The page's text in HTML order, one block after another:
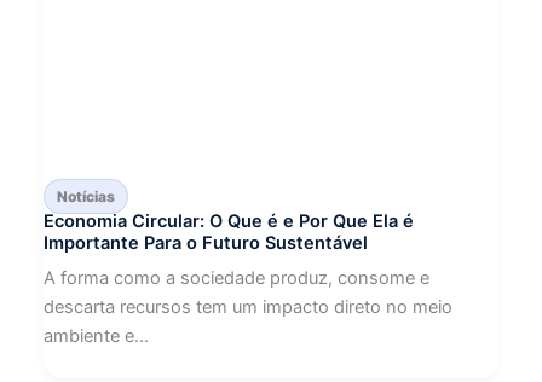
Notícias
Economia Circular: O Que é e Por Que Ela é
Importante Para o Futuro Sustentável
A forma como a sociedade produz, consome e
descarta recursos tem um impacto direto no meio
ambiente e...